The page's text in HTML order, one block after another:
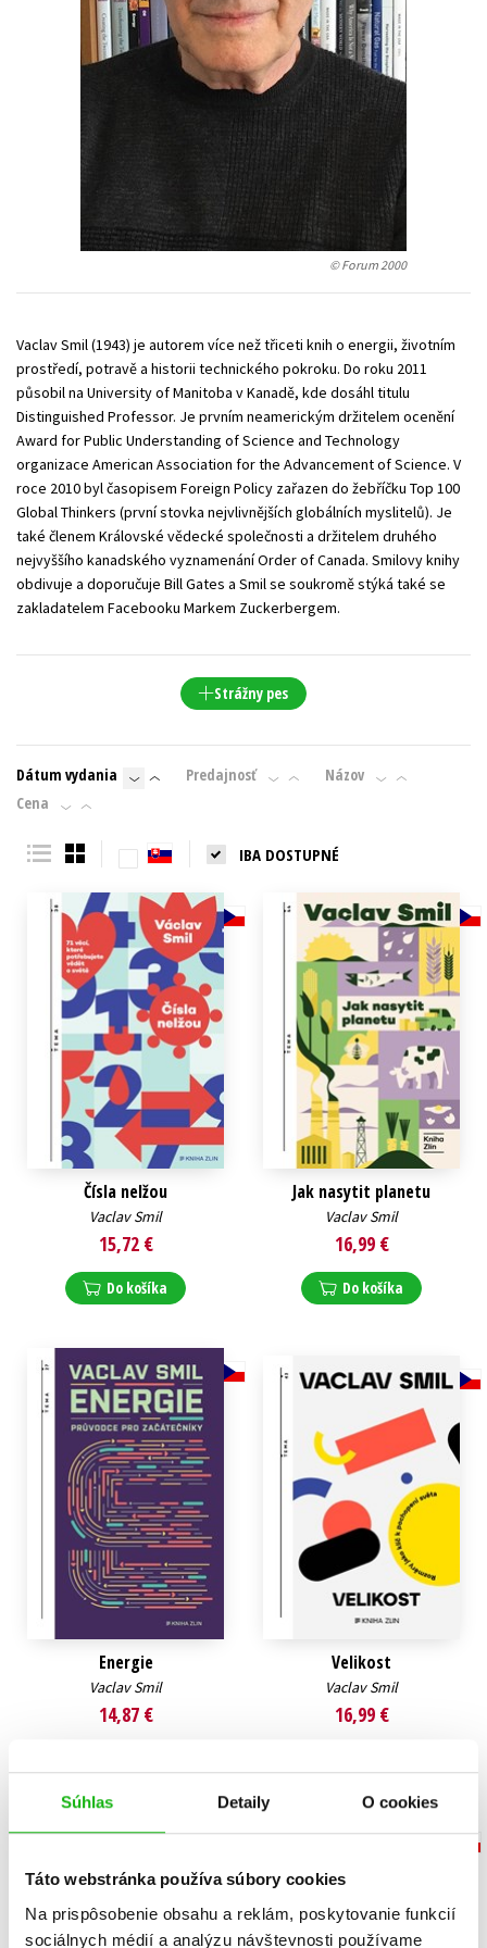
Súhlas Detaily O cookies
Táto webstránka používa súbory cookies
Na prispôsobenie obsahu a reklám, poskytovanie funkcií
sociálnych médií a analýzu návštevnosti používame
Technické vedy
Učebnice
Umenie a kultúra
Výchova a pedagogika
Young adult
Young adult (SK)
Zdravie a životný štýl
Všetky tituly
© Forum 2000
Vaclav Smil (1943) je autorem více než třiceti knih o energii, životním
prostředí, potravě a historii technického pokroku. Do roku 2011
působil na University of Manitoba v Kanadě, kde dosáhl titulu
Distinguished Professor. Je prvním neamerickým držitelem ocenění
Award for Public Understanding of Science and Technology
organizace American Association for the Advancement of Science. V
roce 2010 byl časopisem Foreign Policy zařazen do žebříčku Top 100
Global Thinkers (první stovka nejvlivnějších globálních myslitelů). Je
také členem Královské vědecké společnosti a držitelem druhého
nejvyššího kanadského vyznamenání Order of Canada. Smilovy knihy
obdivuje a doporučuje Bill Gates a Smil se soukromě stýká také se
zakladatelem Facebooku Markem Zuckerbergem.
Strážny pes
Dátum vydania Predajnosť
Názov
Cena
IBA DOSTUPNÉ
Čísla nelžou
Vaclav Smil
15,72 €
Do košíka
Jak nasytit planetu
Vaclav Smil
16,99 €
Do košíka
Energie
Vaclav Smil
14,87 €
Velikost
Vaclav Smil
16,99 €